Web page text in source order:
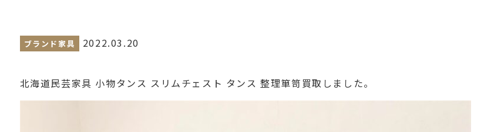
ブランド家具 2022.03.20
北海道民芸家具 小物タンス スリムチェスト タンス 整理箪笥買取しました。